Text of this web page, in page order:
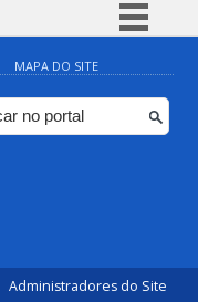
Simplifique!
Comunica BR
Participe
MAPA DO SITE
Administradores do Site